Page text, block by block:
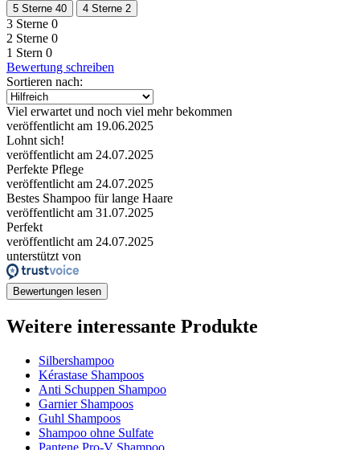
5 Sterne 40 4 Sterne 2
3 Sterne 0
2 Sterne 0
1 Stern 0
Bewertung schreiben
Sortieren nach:
Viel erwartet und noch viel mehr bekommen
veröffentlicht am 19.06.2025
Lohnt sich!
veröffentlicht am 24.07.2025
Perfekte Pflege
veröffentlicht am 24.07.2025
Bestes Shampoo für lange Haare
veröffentlicht am 31.07.2025
Perfekt
veröffentlicht am 24.07.2025
unterstützt von
Bewertungen lesen
Weitere interessante Produkte
Silbershampoo
Kérastase Shampoos
Anti Schuppen Shampoo
Garnier Shampoos
Guhl Shampoos
Shampoo ohne Sulfate
Pantene Pro-V Shampoo